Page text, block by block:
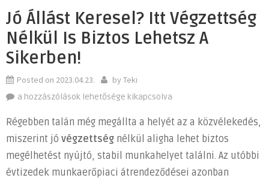
Jó Állást Keresel? Itt Végzettség
Nélkül Is Biztos Lehetsz A
Sikerben!
Posted on 2023.04.23. by Teki
Jó
keresel?
Itt
végzettség
nélkül
a hozzászólások lehetősége kikapcsolva
Régebben talán még megállta a helyét az a közvélekedés,
miszerint jó végzettség nélkül aligha lehet biztos
megélhetést nyújtó, stabil munkahelyet találni. Az utóbbi
évtizedek munkaerőpiaci átrendeződései azonban